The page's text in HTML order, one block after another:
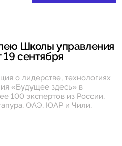
Школы управления
сентября
о лидерстве, технологиях
«Будущее здесь» в
100 экспертов из России,
ОАЭ, ЮАР и Чили.